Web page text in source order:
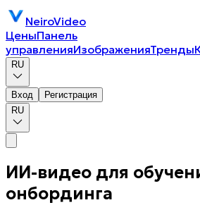
NeiroVideo
ЦеныПанель
управленияИзображенияТренды
RU
Вход
Регистрация
RU
ИИ-видео для
онбординга